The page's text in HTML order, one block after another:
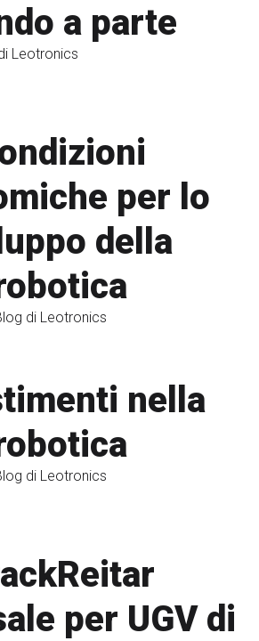
a parte
Leotronics
per lo
della
di Leotronics
nella
di Leotronics
per UGV di